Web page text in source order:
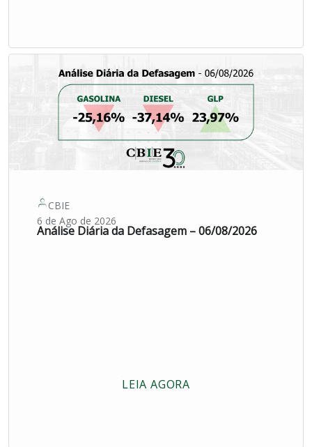
CBIE
6 de Ago de 2026
Análise Diária da Defasagem – 06/08/2026
LEIA AGORA